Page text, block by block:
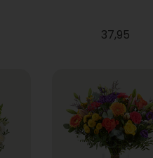
37,95